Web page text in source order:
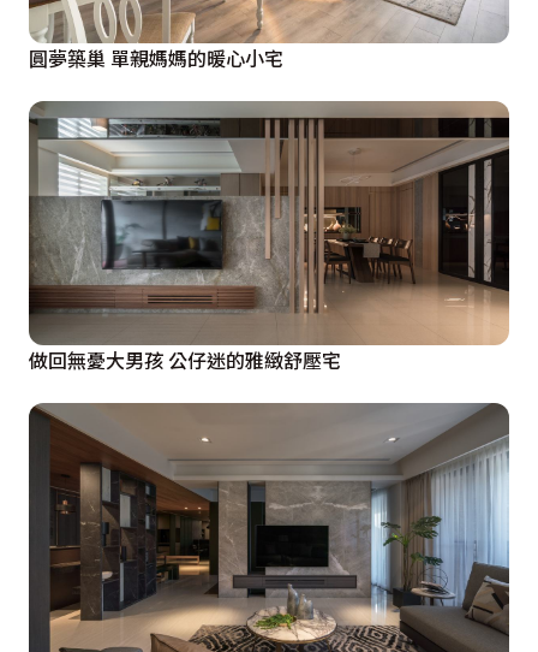
圓夢築巢 單親媽媽的暖心小宅
做回無憂大男孩 公仔迷的雅緻舒壓宅